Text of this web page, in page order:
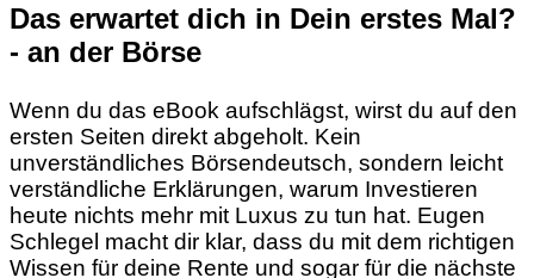
Das erwartet dich in Dein erstes Mal?
- an der Börse
Wenn du das eBook aufschlägst, wirst du auf den
ersten Seiten direkt abgeholt. Kein
unverständliches Börsendeutsch, sondern leicht
verständliche Erklärungen, warum Investieren
heute nichts mehr mit Luxus zu tun hat. Eugen
Schlegel macht dir klar, dass du mit dem richtigen
Wissen für deine Rente und sogar für die nächste